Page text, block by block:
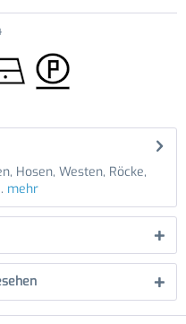
Hosen, Westen, Röcke,
mehr